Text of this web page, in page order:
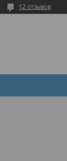
12 отзывов